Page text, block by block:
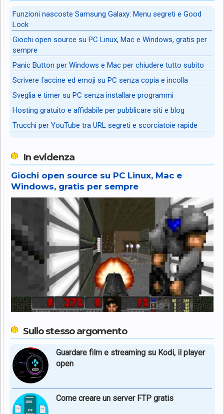
Funzioni nascoste Samsung Galaxy: Menu segreti e Good
Lock
Giochi open source su PC Linux, Mac e Windows, gratis per
sempre
Panic Button per Windows e Mac per chiudere tutto subito
Scrivere faccine ed emoji su PC senza copia e incolla
Sveglia e timer su PC senza installare programmi
Hosting gratuito e affidabile per pubblicare siti e blog
Trucchi per YouTube tra URL segreti e scorciatoie rapide
In evidenza
Giochi open source su PC Linux, Mac e
Windows, gratis per sempre
Sullo stesso argomento
Guardare film e streaming su Kodi, il player
open
Come creare un server FTP gratis